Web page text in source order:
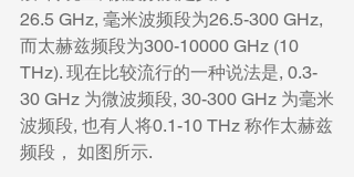
26.5 GHz, 毫米波频段为26.5-300 GHz,
而太赫兹频段为300-10000 GHz (10
THz). 现在比较流行的一种说法是, 0.3-
30 GHz 为微波频段, 30-300 GHz 为毫米
波频段, 也有人将0.1-10 THz 称作太赫兹
频段， 如图所示.